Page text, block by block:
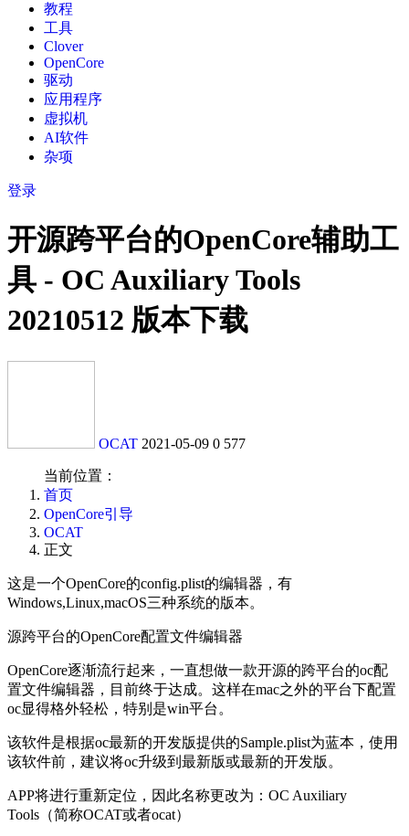
教程
工具
Clover
OpenCore
驱动
应用程序
虚拟机
AI软件
杂项
登录
开源跨平台的OpenCore辅助工
具 - OC Auxiliary Tools
20210512 版本下载
OCAT 2021-05-09 0 577
当前位置：
首页
OpenCore引导
OCAT
正文
这是一个OpenCore的config.plist的编辑器，有
Windows,Linux,macOS三种系统的版本。
源跨平台的OpenCore配置文件编辑器
OpenCore逐渐流行起来，一直想做一款开源的跨平台的oc配
置文件编辑器，目前终于达成。这样在mac之外的平台下配置
oc显得格外轻松，特别是win平台。
该软件是根据oc最新的开发版提供的Sample.plist为蓝本，使用
该软件前，建议将oc升级到最新版或最新的开发版。
APP将进行重新定位，因此名称更改为：OC Auxiliary
Tools（简称OCAT或者ocat）